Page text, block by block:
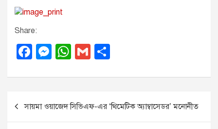
Share:
F
c
b
M
ss
e
n
W
at
s
A
G
ail ar
e
সায়মা ওয়াজেদ সিভিএফ-এর ‘থিমেটিক অ্যাম্বাসেডর’ মনোনীত